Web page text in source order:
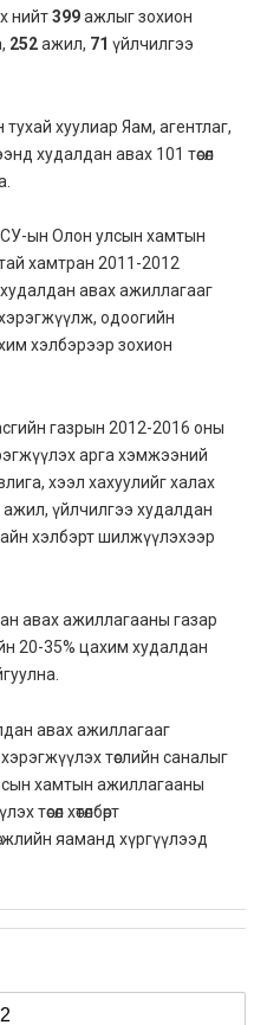
нийт399ажлыг зохион
252ажил, 71 үйлчилгээ
хуулиар Яам, агентлаг,
худалдан авах 101 төсөл
ын Олон улсын хамтын
хамтран 2011-2012
авах ажиллагааг
одоогийн
хэлбэрээр зохион
газрын 2012-2016 оны
арга хэмжээний
хээл хахуулийг халах
ажил, үйлчилгээ худалдан
хэлбэрт шилжүүлэхээр
авах ажиллагааны газар
20-35% цахим худалдан
авах ажиллагааг
төслийн саналыг
хамтын ажиллагааны
хөтөлбөрт
яаманд хүргүүлээд